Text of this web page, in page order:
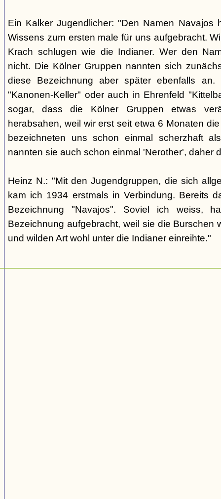
Ein Kalker Jugendlicher: "Den Namen Navajos
Wissens zum ersten male für uns aufgebracht.
Krach schlugen wie die Indianer. Wer den
nicht. Die Kölner Gruppen nannten sich
diese Bezeichnung aber später ebenfalls
"Kanonen-Keller" oder auch in Ehrenfeld
sogar, dass die Kölner Gruppen etwas
herabsahen, weil wir erst seit etwa 6 Monaten
bezeichneten uns schon einmal scherzhaft
nannten sie auch schon einmal 'Nerother', daher
Heinz N.: "Mit den Jugendgruppen, die sich
kam ich 1934 erstmals in Verbindung. Bereits
Bezeichnung "Navajos". Soviel ich weiss,
Bezeichnung aufgebracht, weil sie die Burschen
und wilden Art wohl unter die Indianer einreihte."